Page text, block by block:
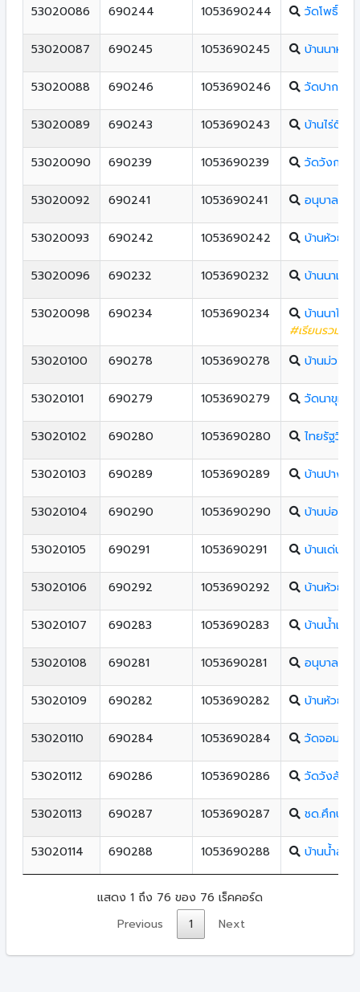
53020086 690244 1053690244 วัดโพธิ์ชัย
53020087 690245 1053690245 บ้านนาหน่ำ
53020088 690246 1053690246 วัดปากไพร
53020089 690243 1053690243 บ้านไร่ตีน
53020090 690239 1053690239 วัดวังกอง
53020092 690241 1053690241 อนุบาลฟา
53020093 690242 1053690242 บ้านห้วยสูน
53020096 690232 1053690232 บ้านนาแซง
53020098 690234 1053690234
บ้านนาไร่เ
#เรียนรวมทุก
53020100
690278 1053690278 บ้านม่วงชุม
53020101 690279 1053690279 วัดนาขุม
53020102 690280 1053690280 ไทยรัฐวิทย
53020103 690289 1053690289 บ้านปางค
53020104 690290 1053690290 บ้านบ่อเบี้ย
53020105 690291 1053690291 บ้านเด่นชา
53020106 690292 1053690292 บ้านห้วยยา
53020107 690283 1053690283 บ้านน้ำแพ
53020108 690281 1053690281 อนุบาลบ้าน
53020109 690282 1053690282 บ้านห้วยค
53020110 690284 1053690284 วัดจอมแจ้ง
53020112 690286 1053690286 วัดวังสัมพั
53020113 690287 1053690287 ชด.ศึกษาส
53020114 690288 1053690288 บ้านน้ำลัด
แสดง 1 ถึง 76 ของ 76 เร็คคอร์ด
Previous
1 Next